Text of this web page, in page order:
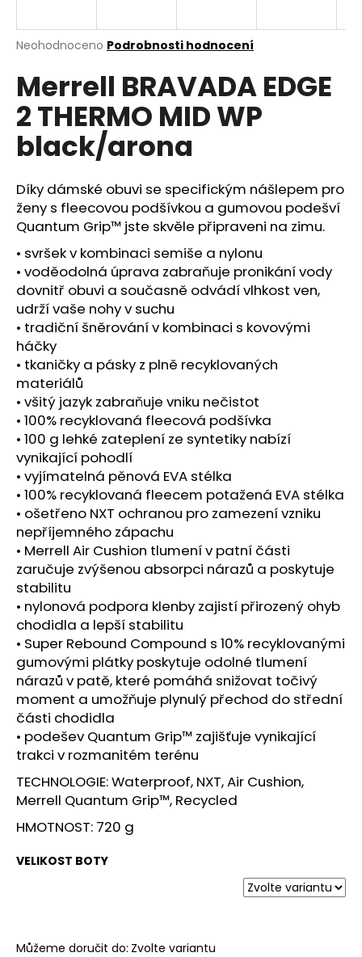
Průměrné
produktu
je
0,0
z
5
hvězdiček.
Neohodnoceno Podrobnosti hodnocení
Merrell BRAVADA EDGE
2 THERMO MID WP
black/arona
Díky dámské obuvi se specifickým nášlepem pro
ženy s fleecovou podšívkou a gumovou podešví
Quantum Grip™ jste skvěle připraveni na zimu.
• svršek v kombinaci semiše a nylonu
• voděodolná úprava zabraňuje pronikání vody
dovnitř obuvi a současně odvádí vlhkost ven,
udrží vaše nohy v suchu
• tradiční šněrování v kombinaci s kovovými
háčky
• tkaničky a pásky z plně recyklovaných
materiálů
• všitý jazyk zabraňuje vniku nečistot
• 100% recyklovaná fleecová podšívka
• 100 g lehké zateplení ze syntetiky nabízí
vynikající pohodlí
• vyjímatelná pěnová EVA stélka
• 100% recyklovaná fleecem potažená EVA stélka
• ošetřeno NXT ochranou pro zamezení vzniku
nepříjemného zápachu
• Merrell Air Cushion tlumení v patní části
zaručuje zvýšenou absorpci nárazů a poskytuje
stabilitu
• nylonová podpora klenby zajistí přirozený ohyb
chodidla a lepší stabilitu
• Super Rebound Compound s 10% recyklovanými
gumovými plátky poskytuje odolné tlumení
nárazů v patě, které pomáhá snižovat točivý
moment a umožňuje plynulý přechod do střední
části chodidla
• podešev Quantum Grip™ zajišťuje vynikající
trakci v rozmanitém terénu
TECHNOLOGIE: Waterproof, NXT, Air Cushion,
Merrell Quantum Grip™, Recycled
HMOTNOST: 720 g
VELIKOST BOTY
Můžeme doručit do: Zvolte variantu
j
t
?
HLEDAT
D
o
p
o
r
u
č
u
j
e
m
e
SAUCONY
ENDORPHIN
AZURA
VIZIRED/BLACK
3
999
Kč